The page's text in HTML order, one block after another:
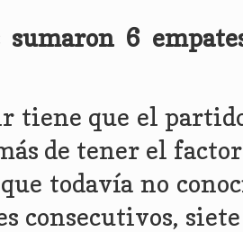
sumaron 6
tiene que el
de tener el
todavía no
consecutivos,